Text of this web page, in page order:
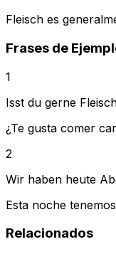
Fleisch es
Frases de
1
Isst du gerne
¿Te gusta comer
2
Wir haben heute
Esta noche
Relacionados